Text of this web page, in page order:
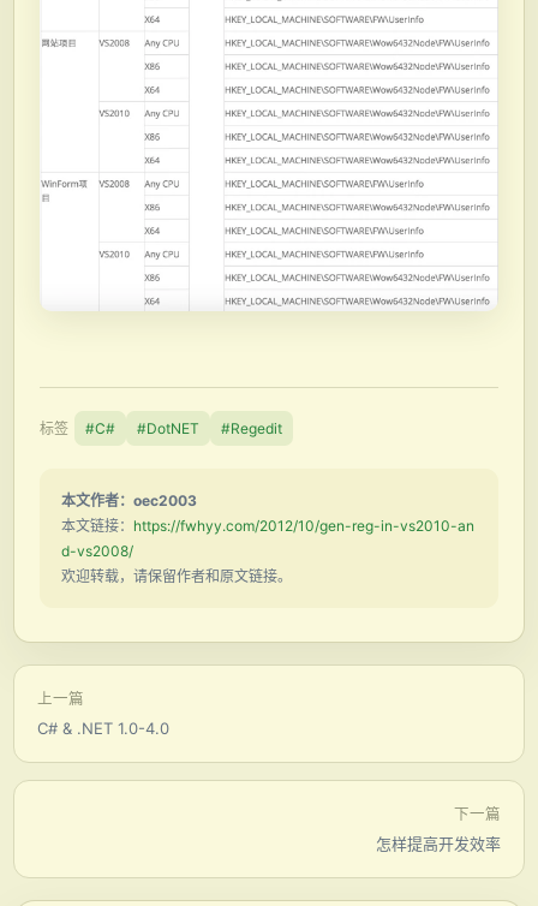
标签 #C# #DotNET #Regedit
本文作者：oec2003
本文链接： https://fwhyy.com/2012/10/gen-reg-in-vs2010-an
d-vs2008/
欢迎转载，请保留作者和原文链接。
上一篇
C# & .NET 1.0-4.0
下一篇
怎样提高开发效率